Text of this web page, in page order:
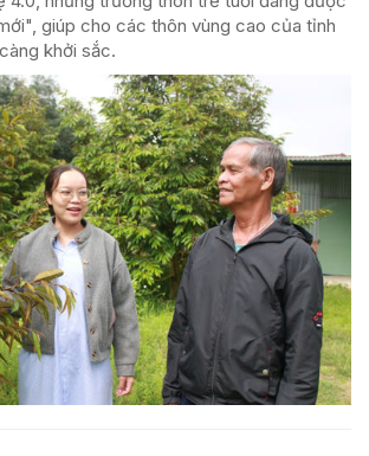
giúp cho các thôn vùng cao của tỉnh
khởi sắc.